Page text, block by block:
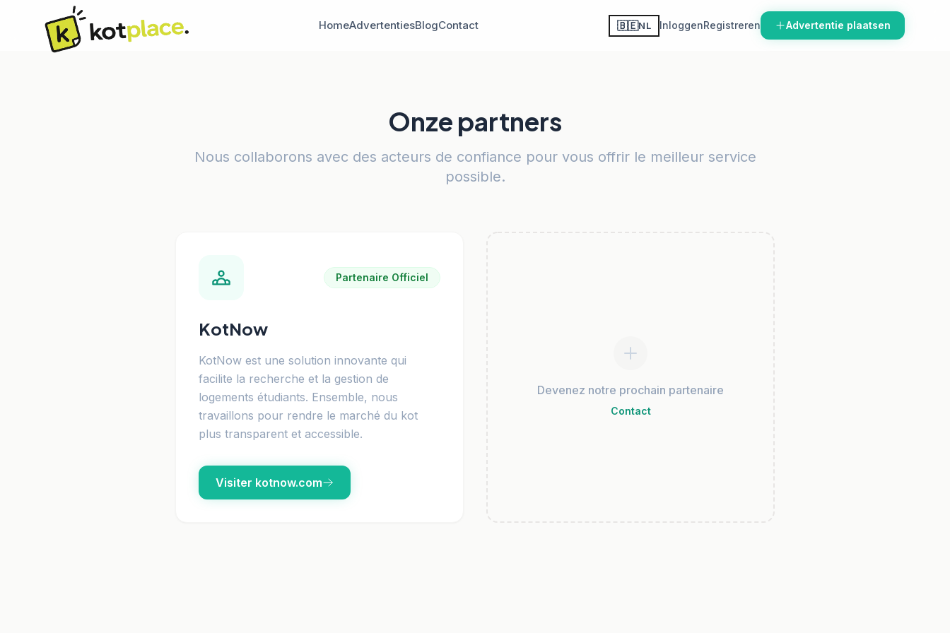
HomeAdvertentiesBlogContact 🇧🇪NL InloggenRegistreren Advertentie plaatsen
Onze partners
Nous collaborons avec des acteurs de confiance pour vous offrir le meilleur service
possible.
Partenaire Officiel
KotNow
KotNow est une solution innovante qui
facilite la recherche et la gestion de
logements étudiants. Ensemble, nous
travaillons pour rendre le marché du kot
plus transparent et accessible.
Visiter kotnow.com
Devenez notre prochain partenaire
Contact